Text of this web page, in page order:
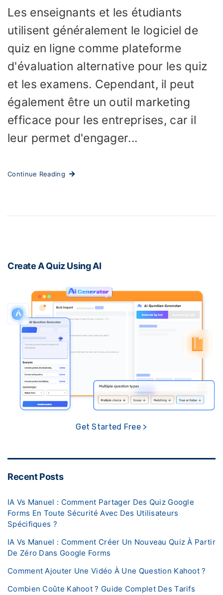
Les enseignants et les étudiants
utilisent généralement le logiciel de
quiz en ligne comme plateforme
d'évaluation alternative pour les quiz
et les examens. Cependant, il peut
également être un outil marketing
efficace pour les entreprises, car il
leur permet d'engager...
Continue Reading
Create A Quiz Using AI
Get Started Free >
Recent Posts
IA Vs Manuel : Comment Partager Des Quiz Google
Forms En Toute Sécurité Avec Des Utilisateurs
Spécifiques ?
IA Vs Manuel : Comment Créer Un Nouveau Quiz À Partir
De Zéro Dans Google Forms
Comment Ajouter Une Vidéo À Une Question Kahoot ?
Combien Coûte Kahoot ? Guide Complet Des Tarifs